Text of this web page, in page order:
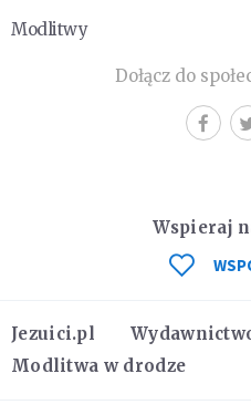
Modlitwy
Dołącz do
Jezuici.pl
Modlitwa w drodze
Wspieraj